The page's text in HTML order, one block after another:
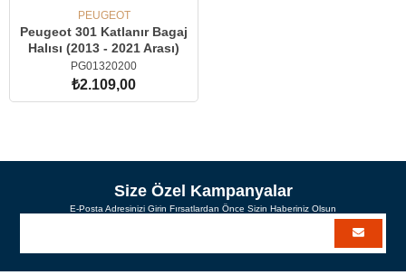
PEUGEOT
Peugeot 301 Katlanır Bagaj
Halısı (2013 - 2021 Arası)
PG01320200
₺2.109,00
Size Özel Kampanyalar
E-Posta Adresinizi Girin Fırsatlardan Önce Sizin Haberiniz Olsun